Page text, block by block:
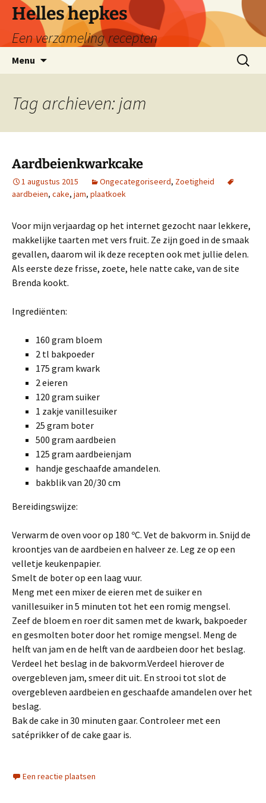
naar
inhoud
Helles hepkes
Een verzameling recepten
Menu
Zoeken
naar:
Tag archieven: jam
Aardbeienkwarkcake
1 augustus 2015 Ongecategoriseerd, Zoetigheid
aardbeien, cake, jam, plaatkoek
Voor mijn verjaardag op het internet gezocht naar lekkere,
makkelijke taarten met vers fruit. Ze zijn goed in de smaak
gevallen, daarom wil ik deze recepten ook met jullie delen.
Als eerste deze frisse, zoete, hele natte cake, van de site
Brenda kookt.
Ingrediënten:
160 gram bloem
2 tl bakpoeder
175 gram kwark
2 eieren
120 gram suiker
1 zakje vanillesuiker
25 gram boter
500 gram aardbeien
125 gram aardbeienjam
handje geschaafde amandelen.
bakblik van 20/30 cm
Bereidingswijze:
Verwarm de oven voor op 180 ºC. Vet de bakvorm in. Snijd de
kroontjes van de aardbeien en halveer ze. Leg ze op een
velletje keukenpapier.
Smelt de boter op een laag vuur.
Meng met een mixer de eieren met de suiker en
vanillesuiker in 5 minuten tot het een romig mengsel.
Zeef de bloem en roer dit samen met de kwark, bakpoeder
en gesmolten boter door het romige mengsel. Meng de
helft van jam en de helft van de aardbeien door het beslag.
Verdeel het beslag in de bakvorm.Verdeel hierover de
overgebleven jam, smeer dit uit. En strooi tot slot de
overgebleven aardbeien en geschaafde amandelen over het
beslag.
Bak de cake in 30 minuten gaar. Controleer met een
satéprikker of de cake gaar is.
Een reactie plaatsen